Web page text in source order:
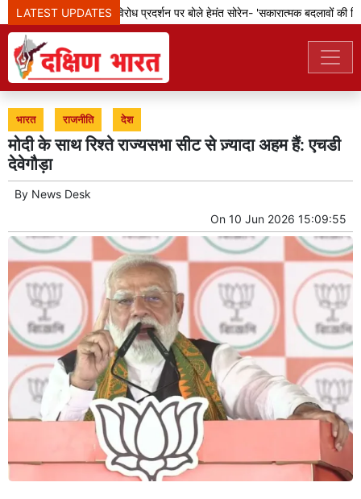
LATEST UPDATES
झारखंड: छात्रों के विरोध प्रदर्शन पर बोले हेमंत सोरेन- 'सकारात्मक बदलावों की
भारत राजनीति देश
मोदी के साथ रिश्ते राज्यसभा सीट से ज़्यादा अहम हैं: एचडी
देवेगौड़ा
By News Desk
On 10 Jun 2026 15:09:55